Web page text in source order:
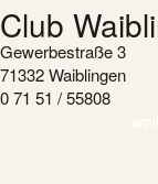
Club
Gewerbestraße 3
71332 Waiblingen
0 71 51 / 55808